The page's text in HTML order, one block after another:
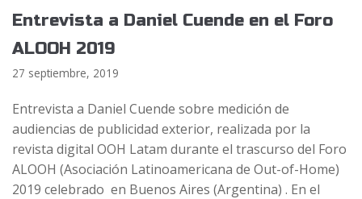
Entrevista a Daniel Cuende en el Foro
ALOOH 2019
27 septiembre, 2019
Entrevista a Daniel Cuende sobre medición de
audiencias de publicidad exterior, realizada por la
revista digital OOH Latam durante el trascurso del Foro
ALOOH (Asociación Latinoamericana de Out-of-Home)
2019 celebrado en Buenos Aires (Argentina) . En el